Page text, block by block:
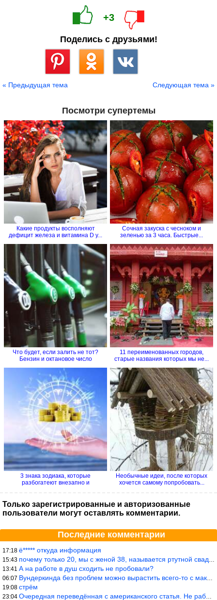
+3
Поделись с друзьями!
« Предыдущая тема Следующая тема »
Посмотри супертемы
Какие продукты восполняют
дефицит железа и витамина D у...
Сочная закуска с чесноком и
зеленью за 3 часа. Быстрые...
Что будет, если залить не тот?
Бензин и октановое число
11 переименованных городов,
старые названия которых мы не...
3 знака зодиака, которые
разбогатеют внезапно и
Необычные идеи, после которых
хочется самому попробовать...
Только зарегистрированные и авторизованные
пользователи могут оставлять комментарии.
Последние комментарии
17:18 ё***** откуда информация
15:43 почему только 20, мы с женой 38, называется ртутной свадьбой, гр
13:41 А на работе в душ сходить не пробовали?
06:07 Вундеркинда без проблем можно вырастить всего-то с максимально р
19:08 стрём
23:04 Очередная переведённая с американского статья. Не работает эта ф